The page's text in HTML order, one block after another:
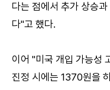
다는 점에서 추가 상승
다"고 했다.
이어 "미국 개입 가능성
진정 시에는 1370원을